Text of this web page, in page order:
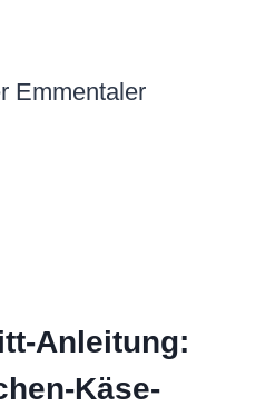
Emmentaler
Anleitung:
Käse-